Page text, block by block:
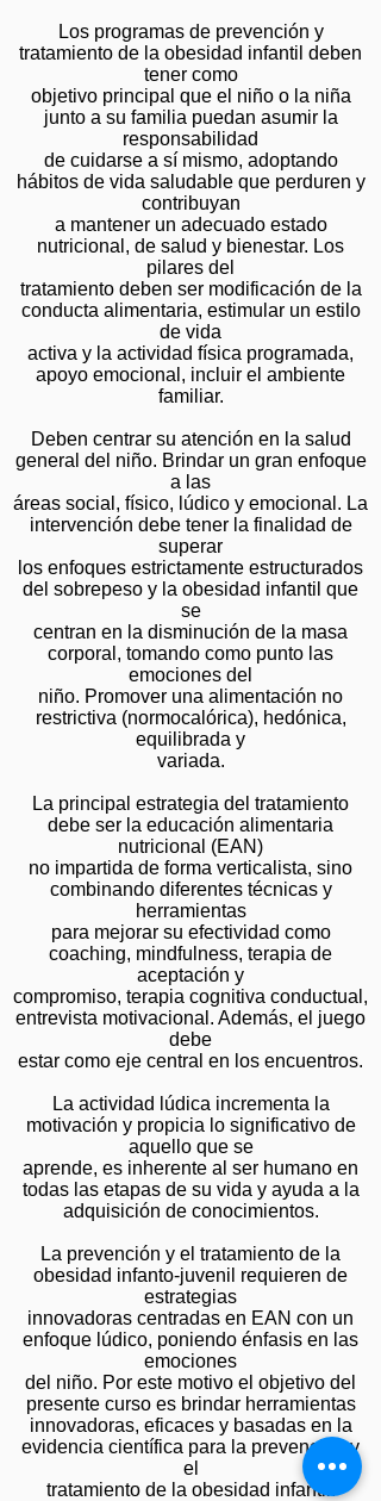
Los programas de prevención y
tratamiento de la obesidad infantil deben
tener como
objetivo principal que el niño o la niña
junto a su familia puedan asumir la
responsabilidad
de cuidarse a sí mismo, adoptando
hábitos de vida saludable que perduren y
contribuyan
a mantener un adecuado estado
nutricional, de salud y bienestar. Los
pilares del
tratamiento deben ser modificación de la
conducta alimentaria, estimular un estilo
de vida
activa y la actividad física programada,
apoyo emocional, incluir el ambiente
familiar.
Deben centrar su atención en la salud
general del niño. Brindar un gran enfoque
a las
áreas social, físico, lúdico y emocional. La
intervención debe tener la finalidad de
superar
los enfoques estrictamente estructurados
del sobrepeso y la obesidad infantil que
se
centran en la disminución de la masa
corporal, tomando como punto las
emociones del
niño. Promover una alimentación no
restrictiva (normocalórica), hedónica,
equilibrada y
variada.
La principal estrategia del tratamiento
debe ser la educación alimentaria
nutricional (EAN)
no impartida de forma verticalista, sino
combinando diferentes técnicas y
herramientas
para mejorar su efectividad como
coaching, mindfulness, terapia de
aceptación y
compromiso, terapia cognitiva conductual,
entrevista motivacional. Además, el juego
debe
estar como eje central en los encuentros.
La actividad lúdica incrementa la
motivación y propicia lo significativo de
aquello que se
aprende, es inherente al ser humano en
todas las etapas de su vida y ayuda a la
adquisición de conocimientos.
La prevención y el tratamiento de la
obesidad infanto-juvenil requieren de
estrategias
innovadoras centradas en EAN con un
enfoque lúdico, poniendo énfasis en las
emociones
del niño. Por este motivo el objetivo del
presente curso es brindar herramientas
innovadoras, eficaces y basadas en la
evidencia científica para la prevención y
el
tratamiento de la obesidad infantil.